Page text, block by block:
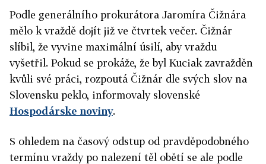
Podle generálního prokurátora Jaromíra Čižnára
mělo k vraždě dojít již ve čtvrtek večer. Čižnár
slíbil, že vyvine maximální úsilí, aby vraždu
vyšetřil. Pokud se prokáže, že byl Kuciak zavražděn
kvůli své práci, rozpoutá Čižnár dle svých slov na
Slovensku peklo, informovaly slovenské
Hospodárske noviny.
S ohledem na časový odstup od pravděpodobného
termínu vraždy po nalezení těl obětí se ale podle